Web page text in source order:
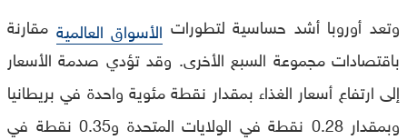
وتعد أوروبا أشد حساسية لتطورات الأسواق العالمية مقارنة
باقتصادات مجموعة السبع الأخرى. وقد تؤدي صدمة الأسعار
إلى ارتفاع أسعار الغذاء بمقدار نقطة مئوية واحدة في بريطانيا
وبمقدار 0.28 نقطة في الولايات المتحدة و0.35 نقطة في